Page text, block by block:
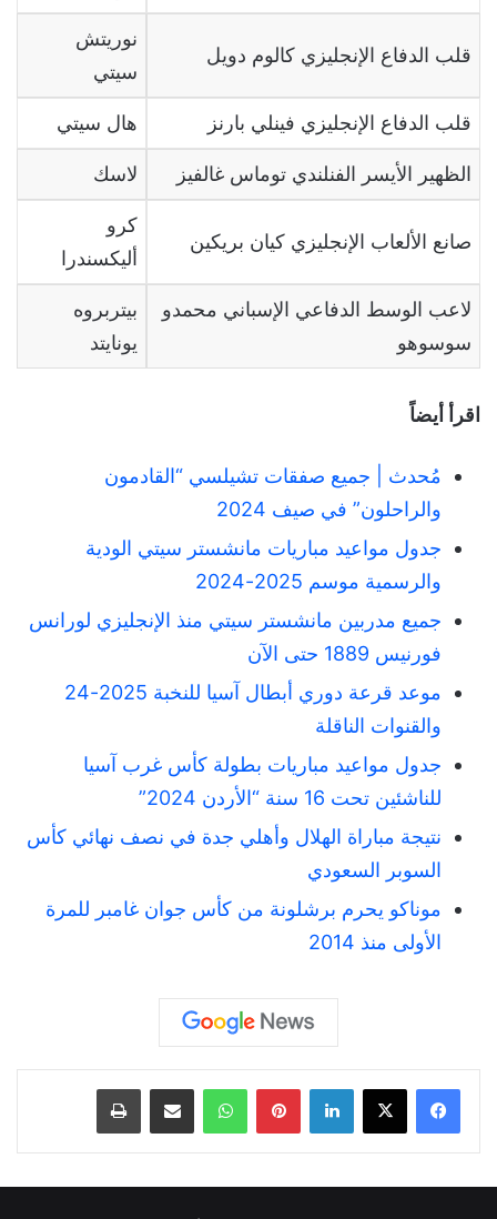
قلب الدفاع الإنجليزي كالوم دويل
نوريتش
سيتي
قلب الدفاع الإنجليزي فينلي بارنز هال سيتي
الظهير الأيسر الفنلندي توماس غالفيز لاسك
صانع الألعاب الإنجليزي كيان بريكين
كرو
أليكسندرا
لاعب الوسط الدفاعي الإسباني محمدو
سوسوهو
بيتربروه
يونايتد
اقرأ أيضاً
مُحدث | جميع صفقات تشيلسي “القادمون
والراحلون” في صيف 2024
جدول مواعيد مباريات مانشستر سيتي الودية
والرسمية موسم 2025-2024
جميع مدربين مانشستر سيتي منذ الإنجليزي لورانس
فورنيس 1889 حتى الآن
موعد قرعة دوري أبطال آسيا للنخبة 2025-24
والقنوات الناقلة
جدول مواعيد مباريات بطولة كأس غرب آسيا
للناشئين تحت 16 سنة “الأردن 2024”
نتيجة مباراة الهلال وأهلي جدة في نصف نهائي كأس
السوبر السعودي
موناكو يحرم برشلونة من كأس جوان غامبر للمرة
الأولى منذ 2014
لينكدإن بينتيريست واتساب